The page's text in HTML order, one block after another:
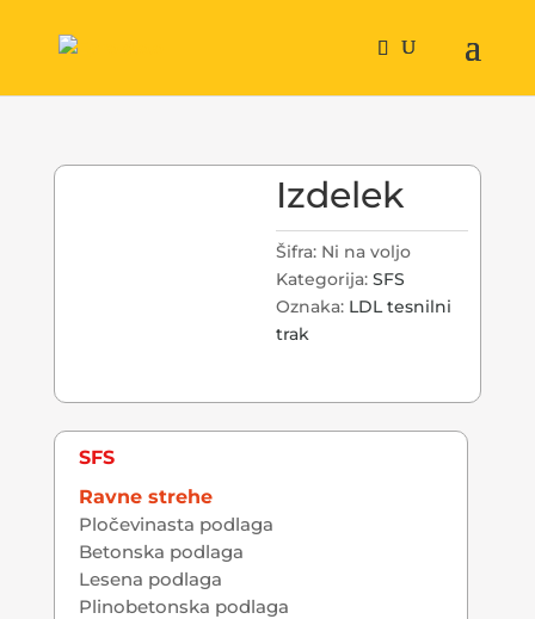
Izdelek
Šifra: Ni na voljo
Kategorija: SFS
Oznaka: LDL tesnilni
trak
SFS
Ravne strehe
Pločevinasta podlaga
Betonska podlaga
Lesena podlaga
Plinobetonska podlaga